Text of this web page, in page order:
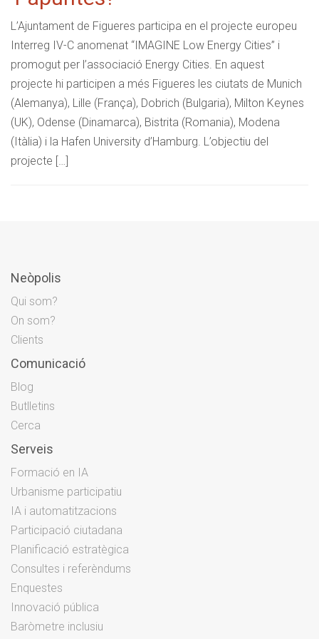
L’Ajuntament de Figueres participa en el projecte europeu
Interreg IV-C anomenat “IMAGINE Low Energy Cities” i
promogut per l’associació Energy Cities. En aquest
projecte hi participen a més Figueres les ciutats de Munich
(Alemanya), Lille (França), Dobrich (Bulgaria), Milton Keynes
(UK), Odense (Dinamarca), Bistrita (Romania), Modena
(Itàlia) i la Hafen University d’Hamburg. L’objectiu del
projecte […]
Neòpolis
Qui som?
On som?
Clients
Comunicació
Blog
Butlletins
Cerca
Serveis
Formació en IA
Urbanisme participatiu
IA i automatitzacions
Participació ciutadana
Planificació estratègica
Consultes i referèndums
Enquestes
Innovació pública
Baròmetre inclusiu